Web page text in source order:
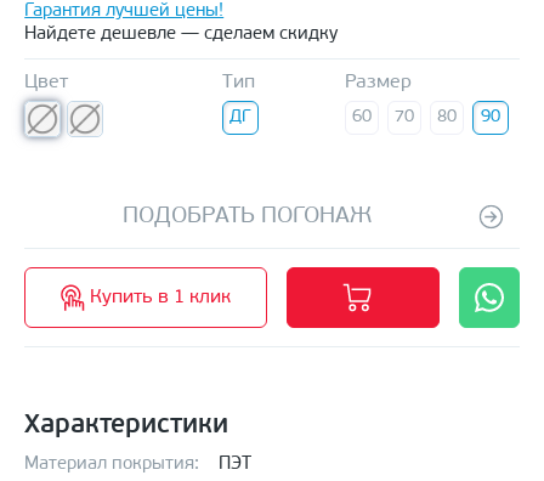
Гарантия лучшей цены!
Найдете дешевле — сделаем скидку
Цвет Тип
ДГ
Размер
60 70 80 90
ПОДОБРАТЬ ПОГОНАЖ
Купить в 1 клик
Характеристики
Материал покрытия: ПЭТ